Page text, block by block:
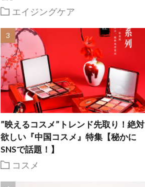
エイジングケア
”映えるコスメ”トレンド先取り！絶対
欲しい『中国コスメ』特集【秘かに
SNSで話題！】
コスメ